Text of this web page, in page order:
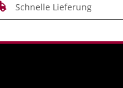
Schnelle Lieferung